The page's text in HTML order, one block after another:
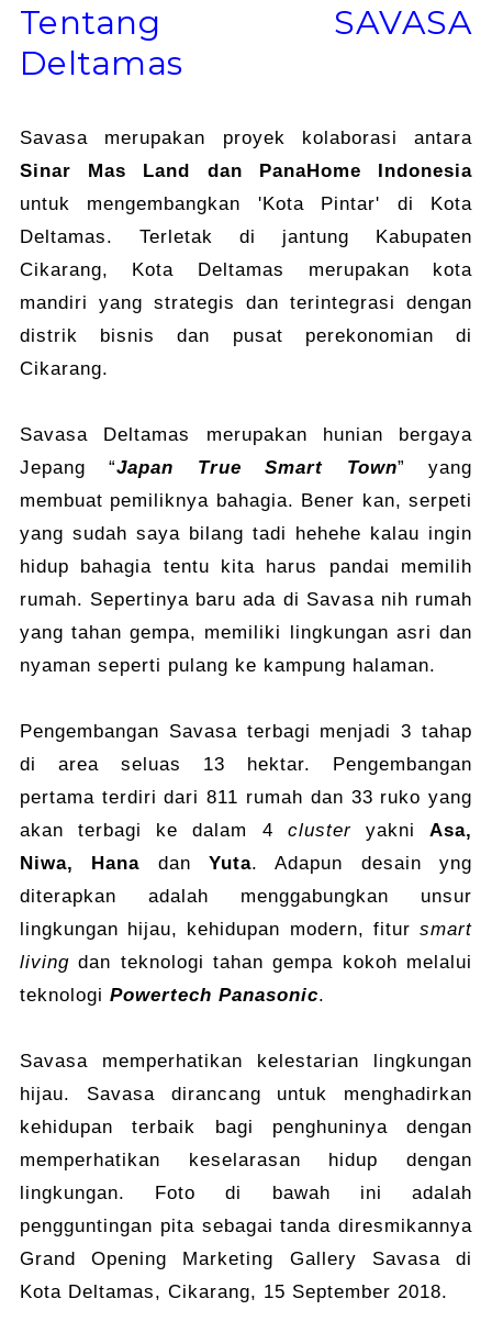
Tentang SAVASA
Deltamas
Savasa merupakan proyek kolaborasi antara
Sinar Mas Land dan PanaHome Indonesia
untuk mengembangkan 'Kota Pintar' di Kota
Deltamas. Terletak di jantung Kabupaten
Cikarang, Kota Deltamas merupakan kota
mandiri yang strategis dan terintegrasi dengan
distrik bisnis dan pusat perekonomian di
Cikarang.
Savasa Deltamas merupakan hunian bergaya
Jepang “Japan True Smart Town” yang
membuat pemiliknya bahagia. Bener kan, serpeti
yang sudah saya bilang tadi hehehe kalau ingin
hidup bahagia tentu kita harus pandai memilih
rumah. Sepertinya baru ada di Savasa nih rumah
yang tahan gempa, memiliki lingkungan asri dan
nyaman seperti pulang ke kampung halaman.
Pengembangan Savasa terbagi menjadi 3 tahap
di area seluas 13 hektar. Pengembangan
pertama terdiri dari 811 rumah dan 33 ruko yang
akan terbagi ke dalam 4 clusteryakniAsa,
Niwa, Hana dan Yuta. Adapun desain yng
diterapkan adalah menggabungkan unsur
lingkungan hijau, kehidupan modern, fitur smart
livingdan teknologi tahan gempa kokoh melalui
teknologi Powertech Panasonic.
Savasa memperhatikan kelestarian lingkungan
hijau. Savasa dirancang untuk menghadirkan
kehidupan terbaik bagi penghuninya dengan
memperhatikan keselarasan hidup dengan
lingkungan. Foto di bawah ini adalah
pengguntingan pita sebagai tanda diresmikannya
Grand Opening Marketing Gallery Savasa di
Kota Deltamas, Cikarang, 15 September 2018.